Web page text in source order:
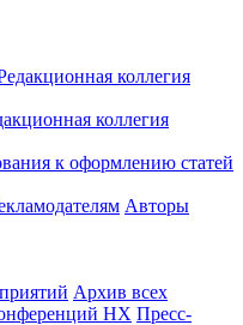
коллегия
коллегия
к оформлению статей
Авторы
Архив всех
НХ Пресс-